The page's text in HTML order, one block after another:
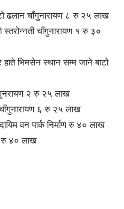
ढलान चाँगुनारायण ८ रु २५ लाख
स्तरोन्नती चाँगुनारायण १ रु ३०
हाते भिमसेन स्थान सम्म जाने बाटो
२ रु २५ लाख
६ रु २५ लाख
वन पार्क निर्माण रु ४० लाख
रु ४० लाख